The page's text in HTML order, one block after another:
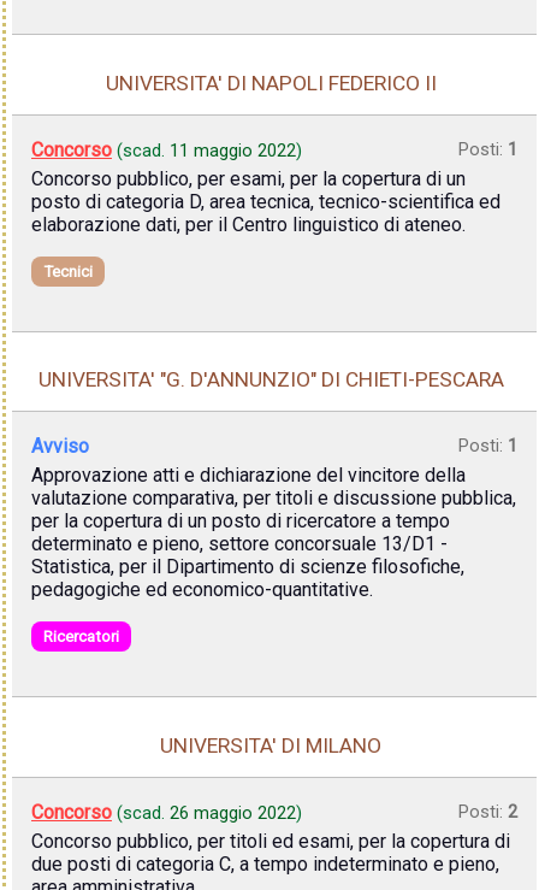
UNIVERSITA' DI NAPOLI FEDERICO II
Concorso (scad. 11 maggio 2022) Posti: 1
Concorso pubblico, per esami, per la copertura di un
posto di categoria D, area tecnica, tecnico-scientifica ed
elaborazione dati, per il Centro linguistico di ateneo.
Tecnici
UNIVERSITA' "G. D'ANNUNZIO" DI CHIETI-PESCARA
Avviso Posti: 1
Approvazione atti e dichiarazione del vincitore della
valutazione comparativa, per titoli e discussione pubblica,
per la copertura di un posto di ricercatore a tempo
determinato e pieno, settore concorsuale 13/D1 -
Statistica, per il Dipartimento di scienze filosofiche,
pedagogiche ed economico-quantitative.
Ricercatori
UNIVERSITA' DI MILANO
Concorso (scad. 26 maggio 2022) Posti: 2
Concorso pubblico, per titoli ed esami, per la copertura di
due posti di categoria C, a tempo indeterminato e pieno,